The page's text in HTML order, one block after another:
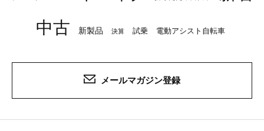
中古
新製品 決算 試乗 電動アシスト自転車
メールマガジン登録